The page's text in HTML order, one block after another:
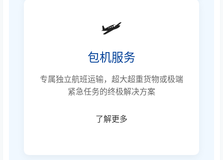
🛩️
包机服务
专属独立航班运输，超大超重货物或极端
紧急任务的终极解决方案
了解更多